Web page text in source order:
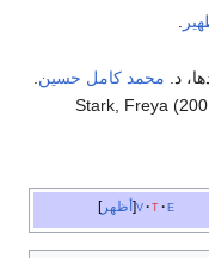
د. محمد كامل حسين
Stark, Freya
أظهر v t e